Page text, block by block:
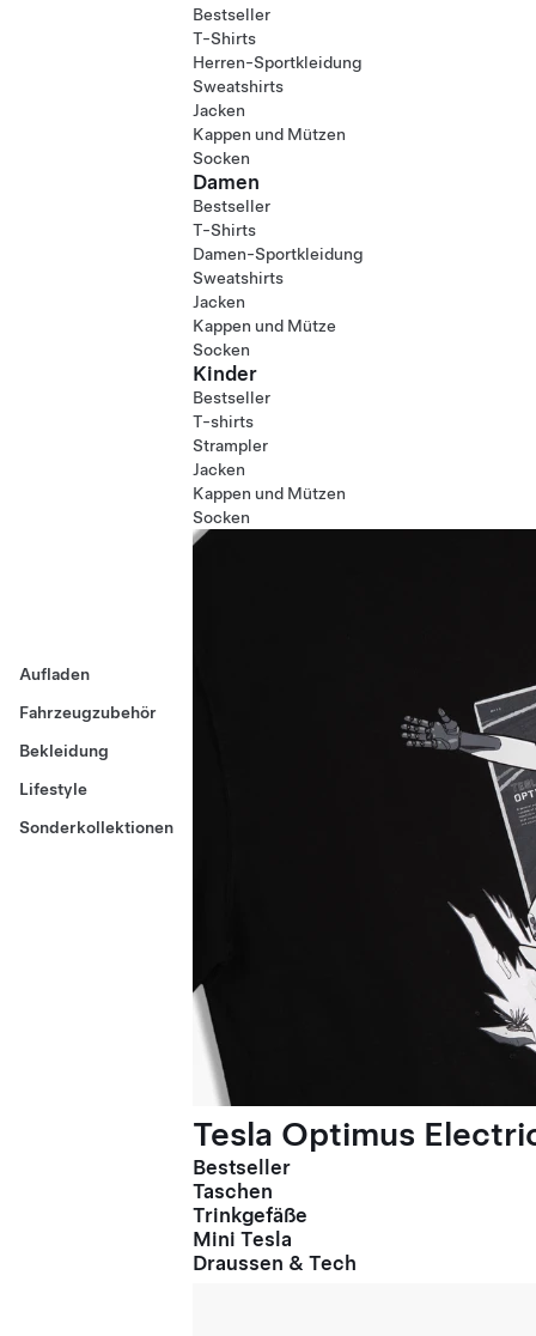
Aufladen
Fahrzeugzubehör
Bekleidung
Lifestyle
Sonderkollektionen
Bestseller
T-Shirts
Herren-Sportkleidung
Sweatshirts
Jacken
Kappen und Mützen
Socken
Damen
Bestseller
T-Shirts
Damen-Sportkleidung
Sweatshirts
Jacken
Kappen und Mütze
Socken
Kinder
Bestseller
T-shirts
Strampler
Jacken
Kappen und Mützen
Socken
Tesla Optimus
Bestseller
Taschen
Trinkgefäße
Mini Tesla
Draussen & Tech